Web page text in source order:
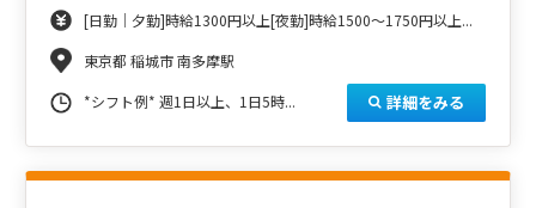
[日勤｜夕勤]時給1300円以上[夜勤]時給1500～1750円以上...
東京都 稲城市 南多摩駅
*シフト例* 週1日以上、1日5時... 詳細をみる